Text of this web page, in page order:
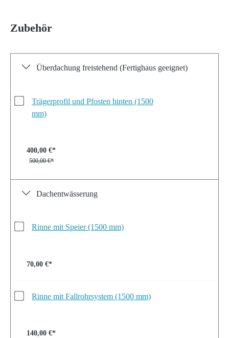
Zubehör
Überdachung freistehend (Fertighaus geeignet)
Trägerprofil und Pfosten hinten (1500
mm)
400,00 €*
500,00 €*
Dachentwässerung
Rinne mit Speier (1500 mm)
70,00 €*
Rinne mit Fallrohrsystem (1500 mm)
140,00 €*